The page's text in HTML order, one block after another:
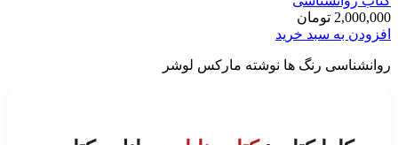
2,000,000 تومان
افزودن به سبد خرید
روانشناسی رنگ ها نوشته مارکس لوشر